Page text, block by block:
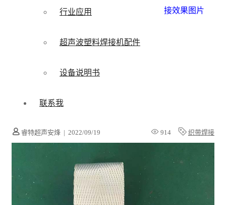
行业应用
超声波塑料焊接机配件
设备说明书
联系我
睿特超声安烽 | 2022/09/19 914 织带焊接
接效果图片